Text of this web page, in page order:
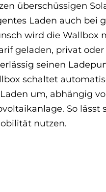
überschüssigen
Laden auch bei
wird die Wallbox
geladen, privat
seinen
schaltet
um, abhängig
So lässt
nutzen.